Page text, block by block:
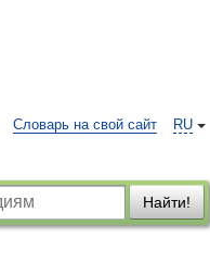
RU
Словарь на свой сайт
Найти!